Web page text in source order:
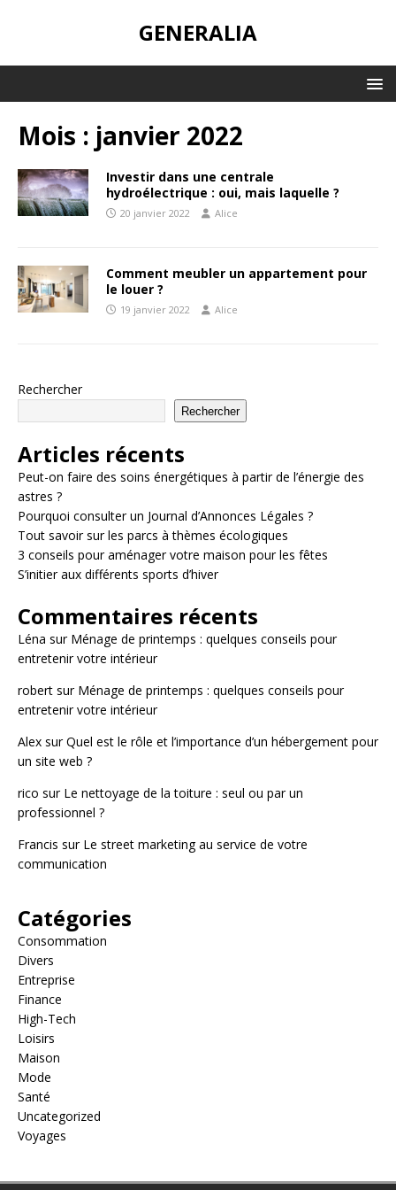
GENERALIA
Mois : janvier 2022
Investir dans une centrale
hydroélectrique : oui, mais laquelle ?
20 janvier 2022 Alice
Comment meubler un appartement pour
le louer ?
19 janvier 2022 Alice
Rechercher
Rechercher
Articles récents
Peut-on faire des soins énergétiques à partir de l’énergie des
astres ?
Pourquoi consulter un Journal d’Annonces Légales ?
Tout savoir sur les parcs à thèmes écologiques
3 conseils pour aménager votre maison pour les fêtes
S’initier aux différents sports d’hiver
Commentaires récents
Léna sur Ménage de printemps : quelques conseils pour
entretenir votre intérieur
robert sur Ménage de printemps : quelques conseils pour
entretenir votre intérieur
Alex surQuel est le rôle et l’importance d’un hébergement pour
un site web ?
rico sur Le nettoyage de la toiture : seul ou par un
professionnel ?
Francis sur Le street marketing au service de votre
communication
Catégories
Consommation
Divers
Entreprise
Finance
High-Tech
Loisirs
Maison
Mode
Santé
Uncategorized
Voyages